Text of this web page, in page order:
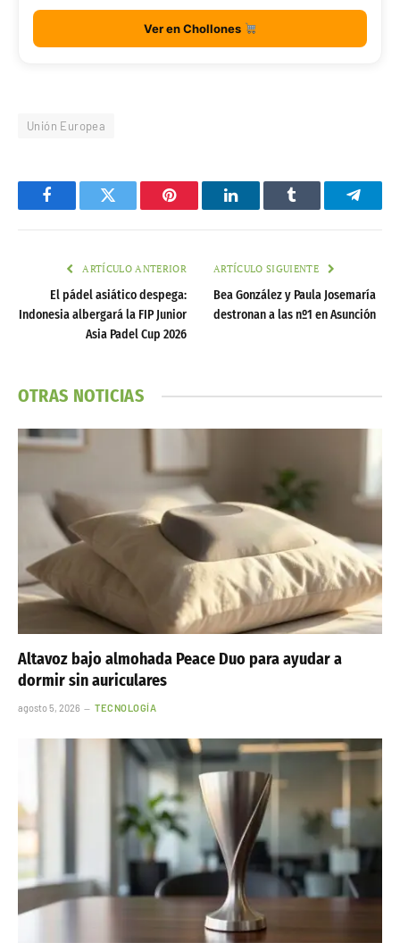
Ver en Chollones
Unión Europea
FacebookTwitter Pinterest LinkedInTumblr
ARTÍCULO ANTERIOR
El pádel asiático despega:
Indonesia albergará la FIP Junior
Asia Padel Cup 2026
ARTÍCULO SIGUIENTE
Bea González y Paula Josemaría
destronan a las nº1 en Asunción
OTRAS NOTICIAS
Altavoz bajo almohada Peace Duo para ayudar a
dormir sin auriculares
agosto 5, 2026 TECNOLOGÍA